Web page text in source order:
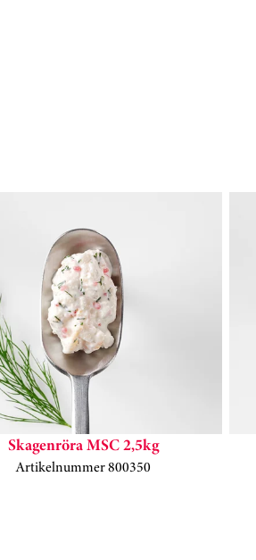
Skagenröra MSC 2,5kg
Artikelnummer 800350